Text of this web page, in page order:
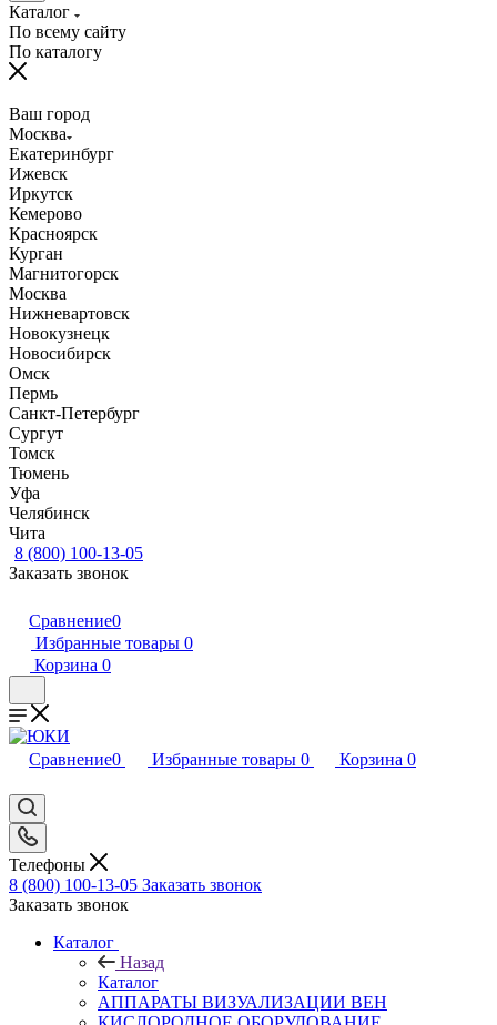
Каталог
По всему сайту
По каталогу
Ваш город
Москва
Екатеринбург
Ижевск
Иркутск
Кемерово
Красноярск
Курган
Магнитогорск
Москва
Нижневартовск
Новокузнецк
Новосибирск
Омск
Пермь
Санкт-Петербург
Сургут
Томск
Тюмень
Уфа
Челябинск
Чита
8 (800) 100-13-05
Заказать звонок
Сравнение0
Избранные товары 0
Корзина 0
Сравнение0 Избранные товары 0 Корзина 0
Телефоны
8 (800) 100-13-05 Заказать звонок
Заказать звонок
Каталог
Назад
Каталог
АППАРАТЫ ВИЗУАЛИЗАЦИИ ВЕН